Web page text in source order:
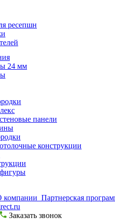
ресепшн
24 мм
панели
конструкции
компании Партнерская
Заказать звонок